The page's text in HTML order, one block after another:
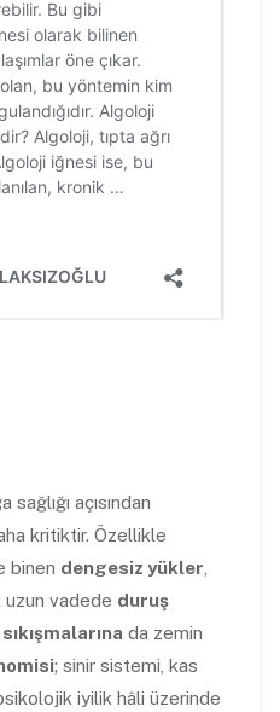
açısından
kritiktir. Özellikle
binen dengesiz yükler
uzun vadede duruş
da zemin
; sinir sistemi, kas
iyilik hâli üzerinde